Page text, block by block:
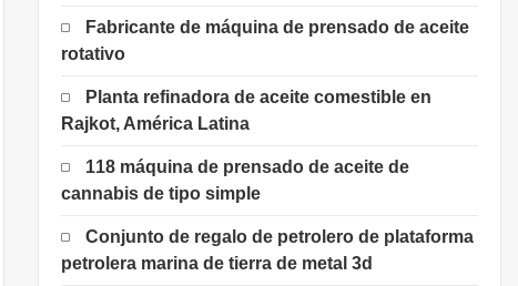
Fabricante de máquina de prensado de aceite
rotativo
Planta refinadora de aceite comestible en
Rajkot, América Latina
118 máquina de prensado de aceite de
cannabis de tipo simple
Conjunto de regalo de petrolero de plataforma
petrolera marina de tierra de metal 3d